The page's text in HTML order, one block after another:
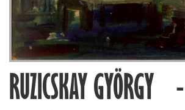
RUZICSKAY GYÖRGY -